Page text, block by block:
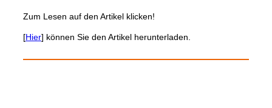
Zum Lesen auf den Artikel klicken!
[Hier] können Sie den Artikel herunterladen.